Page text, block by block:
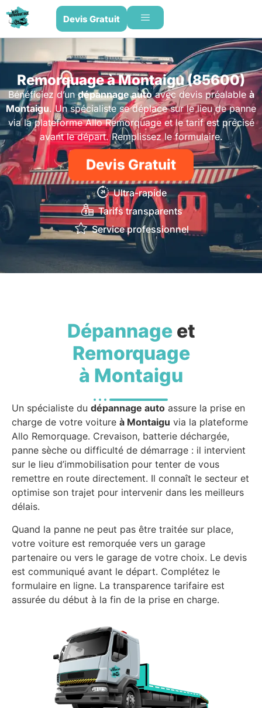
Devis Gratuit
Remorquage à Montaigu (85600)
Bénéficiez d’undépannage autoavec devis préalable à
Montaigu. Un spécialiste se déplace sur le lieu de panne
via la plateforme Allo Remorquage et le tarif est précisé
avant le départ. Remplissez le formulaire.
Devis Gratuit
Ultra-rapide
Tarifs transparents
Service professionnel
Dépannageet
Remorquage
à Montaigu
Un spécialiste du dépannage auto assure la prise en
charge de votre voiture à Montaigu via la plateforme
Allo Remorquage. Crevaison, batterie déchargée,
panne sèche ou difficulté de démarrage : il intervient
sur le lieu d’immobilisation pour tenter de vous
remettre en route directement. Il connaît le secteur et
optimise son trajet pour intervenir dans les meilleurs
délais.
Quand la panne ne peut pas être traitée sur place,
votre voiture est remorquée vers un garage
partenaire ou vers le garage de votre choix. Le devis
est communiqué avant le départ. Complétez le
formulaire en ligne. La transparence tarifaire est
assurée du début à la fin de la prise en charge.